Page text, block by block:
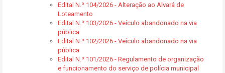
Edital N.º 104/2026 - Alteração ao Alvará de
Loteamento
Edital N.º 103/2026 - Veículo abandonado na via
pública
Edital N.º 102/2026 - Veículo abandonado na via
pública
Edital N.º 101/2026 - Regulamento de organização
e funcionamento do serviço de polícia municipal